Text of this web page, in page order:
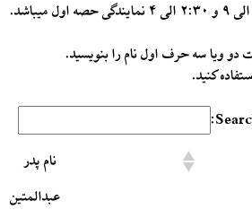
دو ویا سه حرف اول نام را بنویسید.
کنید.
نام پدر
عبدالمتین